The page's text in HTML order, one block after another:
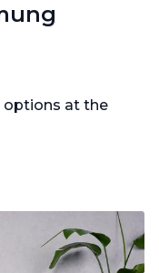
options at the